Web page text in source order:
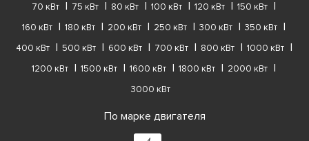
70 кВт
75 кВт 80 кВт 100 кВт 120 кВт
150 кВт
160 кВт
180 кВт 200 кВт 250 кВт 300 кВт
350 кВт
400 кВт
500 кВт 600 кВт 700 кВт 800 кВт
1000 кВт
1200 кВт
1500 кВт 1600 кВт 1800 кВт
2000 кВт
3000 кВт
По марке двигателя